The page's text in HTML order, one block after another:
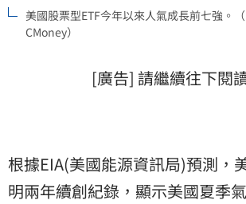
美國股票型ETF今年以來人氣成長前七強。
CMoney）
[廣告] 請繼續往下閱
根據EIA(美國能源資訊局)預測，
明兩年續創紀錄，顯示美國夏季